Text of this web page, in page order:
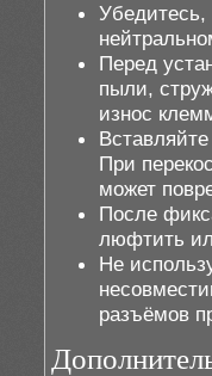
Убедитесь,
Перед
пыли,
износ
При
может
После
люфтить
Не
разъёмов